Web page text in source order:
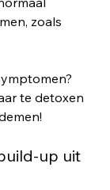
zoals
te detoxen
up uit